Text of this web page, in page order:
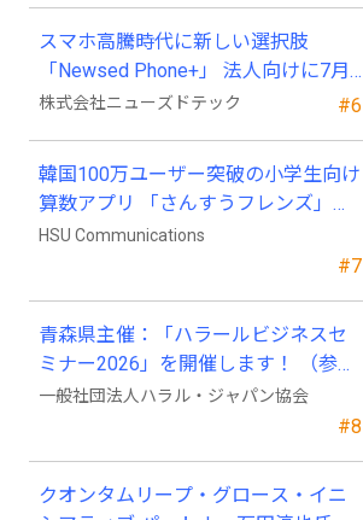
#6
スマホ高騰時代に新しい選択肢
「Newsed Phone+」 法人向けに7月
23日から販売開始
株式会社ニューズドテック
#7
韓国100万ユーザー突破の小学生向け
算数アプリ 「さんすうフレンズ」、
ついに日本上陸!
HSU Communications
#8
青森県主催：「ハラールビジネスセ
ミナー2026」を開催します！ （参加
費無料）
一般社団法人ハラル・ジャパン協会
クオンタムリープ・グロース・イニ